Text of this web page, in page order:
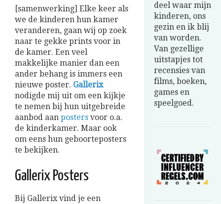
[samenwerking] Elke keer als
we de kinderen hun kamer
veranderen, gaan wij op zoek
naar te gekke prints voor in
de kamer. Een veel
makkelijke manier dan een
ander behang is immers een
nieuwe poster. Gallerix
nodigde mij uit om een kijkje
te nemen bij hun uitgebreide
aanbod aan posters voor o.a.
de kinderkamer. Maar ook
om eens hun geboorteposters
te bekijken.
Gallerix Posters
Bij Gallerix vind je een
deel waar mijn
kinderen, ons
gezin en ik blij
van worden.
Van gezellige
uitstapjes tot
recensies van
films, boeken,
games en
speelgoed.